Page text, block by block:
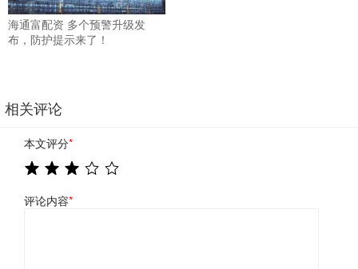
海通富配资 多个预警升级发
布，防护提示来了！
相关评论
本文评分*
评论内容*